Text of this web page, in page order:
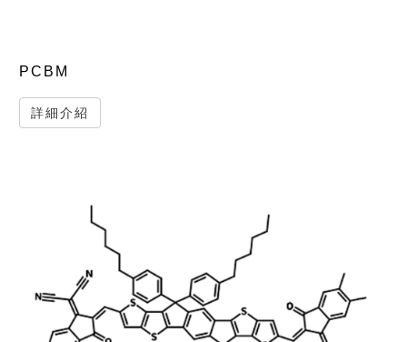
PCBM
詳細介紹